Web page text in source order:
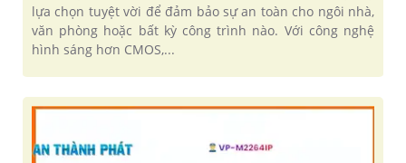
lựa chọn tuyệt vời để đảm bảo sự an toàn cho ngôi nhà,
văn phòng hoặc bất kỳ công trình nào. Với công nghệ
hình sáng hơn CMOS,...